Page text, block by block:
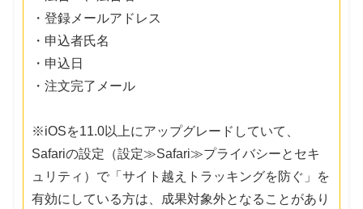
・登録メールアドレス
・申込者氏名
・申込日
・注文完了メール
※iOSを11.0以上にアップグレードしていて、
Safariの設定（設定≫Safari≫プライバシーとセキ
ュリティ）で「サイト越えトラッキングを防ぐ」を
有効にしている方は、成果対象外となることがあり